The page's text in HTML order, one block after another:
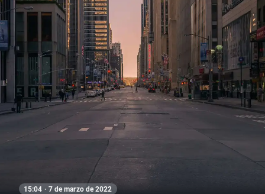
15:04 · 7 de marzo de 2022